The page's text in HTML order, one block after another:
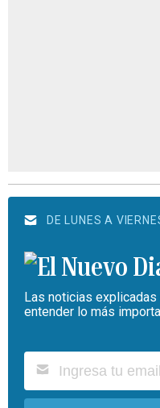
DE LUNES A
Las noticias
entender lo más